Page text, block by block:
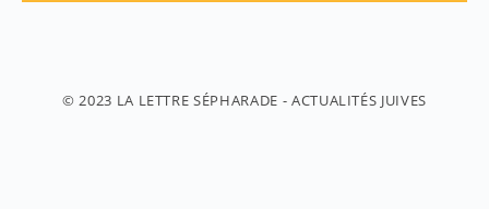
© 2023 LA LETTRE SÉPHARADE - ACTUALITÉS JUIVES